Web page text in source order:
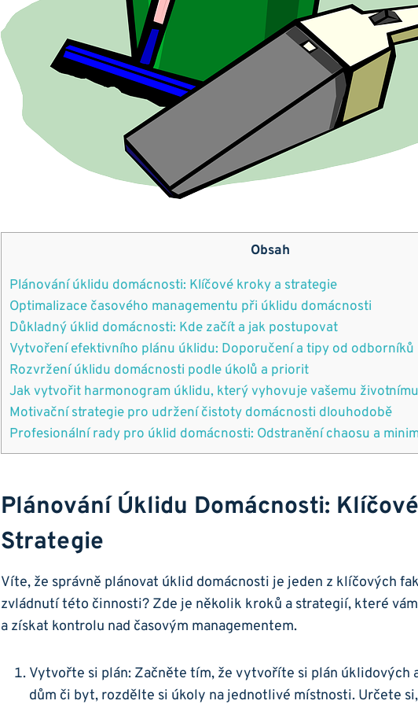
Obsah
Plánování úklidu domácnosti: Klíčové kroky a strategie
Optimalizace časového managementu při úklidu domácnosti
Důkladný úklid domácnosti: Kde začít a jak postupovat
Vytvoření efektivního plánu úklidu: Doporučení a tipy od odborníků
Rozvržení úklidu domácnosti podle úkolů a priorit
Jak vytvořit harmonogram úklidu, který vyhovuje vašemu
Motivační strategie pro udržení čistoty domácnosti dlouhodobě
Profesionální rady pro úklid domácnosti: Odstranění chaosu a
Plánování Úklidu Domácnosti:
Strategie
Víte, že správně plánovat úklid domácnosti je jeden z klíčových
zvládnutí této činnosti? Zde je několik kroků a strategií, které
a získat kontrolu nad časovým managementem.
Vytvořte si plán: Začněte tím, že vytvoříte si plán úklidových
dům či byt, rozdělte si úkoly na jednotlivé místnosti. Určete